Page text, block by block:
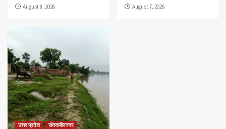
August 8, 2026 August 7, 2026
उत्तर प्रदेश संतकबीरनगर